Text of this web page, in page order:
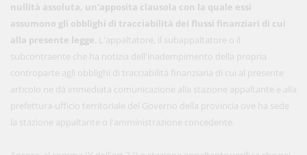
nullità assoluta, un'apposita clausola con la quale essi
assumono gli obblighi di tracciabilità dei flussi finanziari di cui
alla presente legge . L'appaltatore, il subappaltatore o il
subcontraente che ha notizia dell'inadempimento della propria
controparte agli obblighi di tracciabilità finanziaria di cui al presente
articolo ne dà immediata comunicazione alla stazione appaltante e alla
prefettura-ufficio territoriale del Governo della provincia ove ha sede
la stazione appaltante o l'amministrazione concedente.